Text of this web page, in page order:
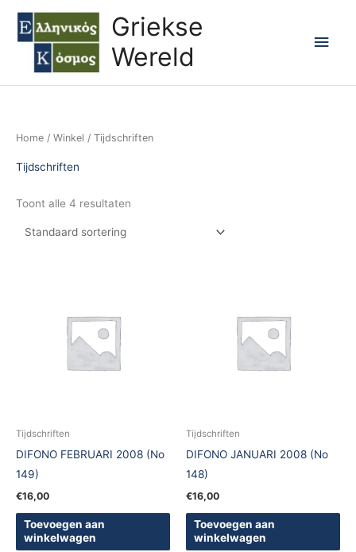
Griekse
Wereld
Home / Winkel / Tijdschriften
Tijdschriften
Toont alle 4 resultaten
Tijdschriften
DIFONO FEBRUARI 2008 (No
149)
€16,00
Toevoegen aan
winkelwagen
Tijdschriften
DIFONO JANUARI 2008 (No
148)
€16,00
Toevoegen aan
winkelwagen